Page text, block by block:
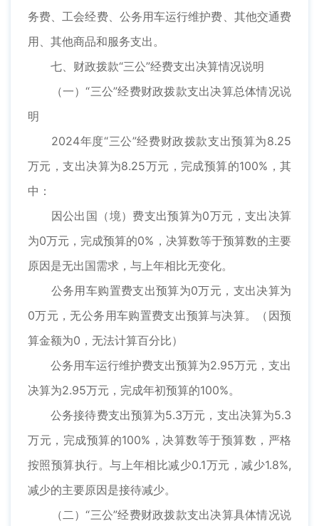
务费、工会经费、公务用车运行维护费、其他交通费
用、其他商品和服务支出。
七、财政拨款“三公”经费支出决算情况说明
（一）“三公”经费财政拨款支出决算总体情况说
明
2024年度“三公”经费财政拨款支出预算为8.25
万元，支出决算为8.25万元，完成预算的100%，其
中：
因公出国（境）费支出预算为0万元，支出决算
为0万元，完成预算的0%，决算数等于预算数的主要
原因是无出国需求，与上年相比无变化。
公务用车购置费支出预算为0万元，支出决算为
0万元，无公务用车购置费支出预算与决算。（因预
算金额为0，无法计算百分比）
公务用车运行维护费支出预算为2.95万元，支出
决算为2.95万元，完成年初预算的100%。
公务接待费支出预算为5.3万元，支出决算为5.3
万元，完成预算的100%，决算数等于预算数，严格
按照预算执行。与上年相比减少0.1万元，减少1.8%,
减少的主要原因是接待减少。
（二）“三公”经费财政拨款支出决算具体情况说